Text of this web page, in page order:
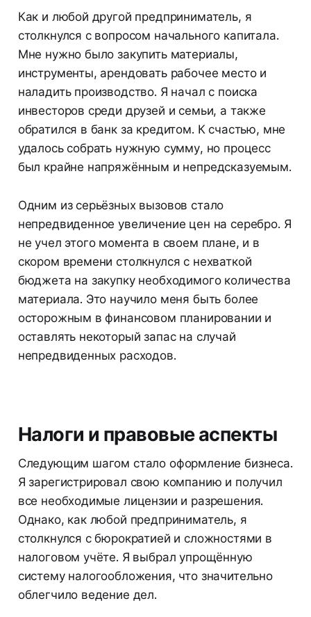
Как и любой другой предприниматель, я
столкнулся с вопросом начального капитала.
Мне нужно было закупить материалы,
инструменты, арендовать рабочее место и
наладить производство. Я начал с поиска
инвесторов среди друзей и семьи, а также
обратился в банк за кредитом. К счастью, мне
удалось собрать нужную сумму, но процесс
был крайне напряжённым и непредсказуемым.
Одним из серьёзных вызовов стало
непредвиденное увеличение цен на серебро. Я
не учел этого момента в своем плане, и в
скором времени столкнулся с нехваткой
бюджета на закупку необходимого количества
материала. Это научило меня быть более
осторожным в финансовом планировании и
оставлять некоторый запас на случай
непредвиденных расходов.
Налоги и правовые аспекты
Следующим шагом стало оформление бизнеса.
Я зарегистрировал свою компанию и получил
все необходимые лицензии и разрешения.
Однако, как любой предприниматель, я
столкнулся с бюрократией и сложностями в
налоговом учёте. Я выбрал упрощённую
систему налогообложения, что значительно
облегчило ведение дел.